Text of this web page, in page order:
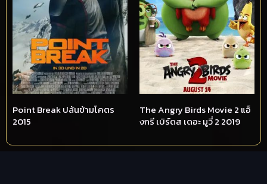
Point Break ปล้นข้ามโคตร
2015
The Angry Birds Movie 2 แอ็
งกรี เบิร์ดส เดอะ มูวี่ 2 2019